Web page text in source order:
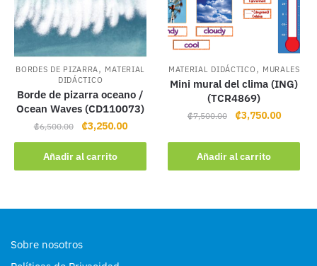
BORDES DE PIZARRA, MATERIAL
DIDÁCTICO
Borde de pizarra oceano /
Ocean Waves (CD110073)
₡6,500.00
Original
price
was:
₡6,500.00.
₡3,250.00Current
price
₡3,250.00.
Añadir al carrito
MATERIAL DIDÁCTICO , MURALES
Mini mural del clima (ING)
(TCR4869)
₡7,500.00
Original
was:
₡7,500.00.
₡3,750.00Current
is:
Añadir al carrito
Sobre nosotros